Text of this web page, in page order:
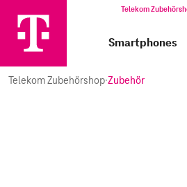
Telekom
Smartphones
Telekom Zubehörshop·Zubehör